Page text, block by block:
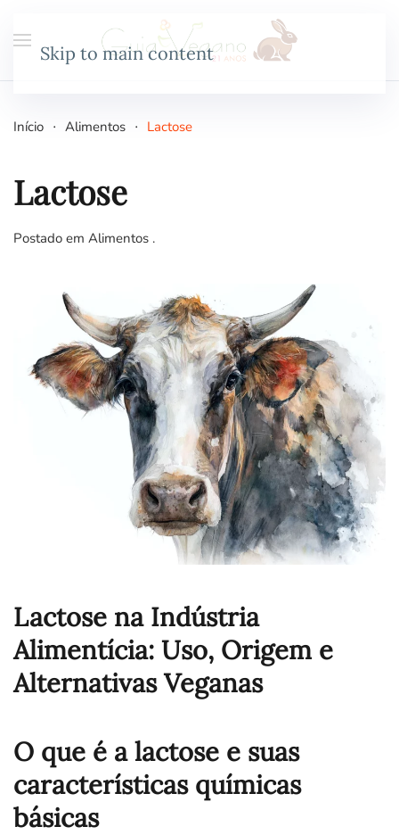
Skip to main content
Início Alimentos Lactose
Lactose
Postado em Alimentos .
Lactose na Indústria
Alimentícia: Uso, Origem e
Alternativas Veganas
O que é a lactose e suas
características químicas
básicas